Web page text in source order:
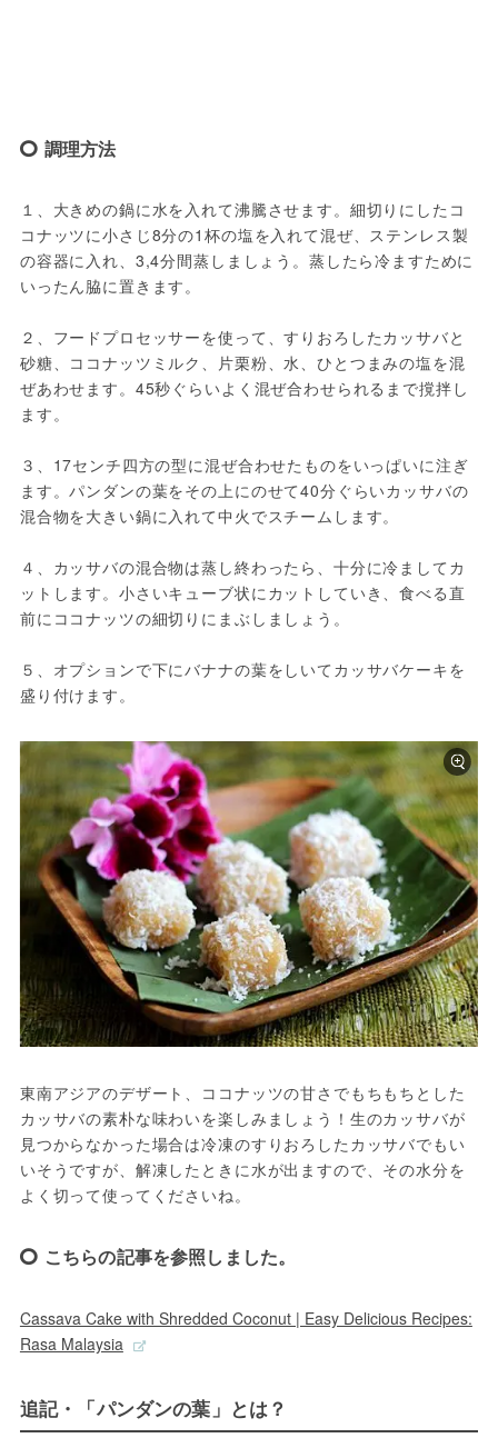
調理方法
１、大きめの鍋に水を入れて沸騰させます。細切りにしたコ
コナッツに小さじ8分の1杯の塩を入れて混ぜ、ステンレス製
の容器に入れ、3,4分間蒸しましょう。蒸したら冷ますために
いったん脇に置きます。
２、フードプロセッサーを使って、すりおろしたカッサバと
砂糖、ココナッツミルク、片栗粉、水、ひとつまみの塩を混
ぜあわせます。45秒ぐらいよく混ぜ合わせられるまで撹拌し
ます。
３、17センチ四方の型に混ぜ合わせたものをいっぱいに注ぎ
ます。パンダンの葉をその上にのせて40分ぐらいカッサバの
混合物を大きい鍋に入れて中火でスチームします。
４、カッサバの混合物は蒸し終わったら、十分に冷ましてカ
ットします。小さいキューブ状にカットしていき、食べる直
前にココナッツの細切りにまぶしましょう。
５、オプションで下にバナナの葉をしいてカッサバケーキを
盛り付けます。
東南アジアのデザート、ココナッツの甘さでもちもちとした
カッサバの素朴な味わいを楽しみましょう！生のカッサバが
見つからなかった場合は冷凍のすりおろしたカッサバでもい
いそうですが、解凍したときに水が出ますので、その水分を
よく切って使ってくださいね。
こちらの記事を参照しました。
Cassava Cake with Shredded Coconut | Easy Delicious Recipes:
Rasa Malaysia
追記・「パンダンの葉」とは？